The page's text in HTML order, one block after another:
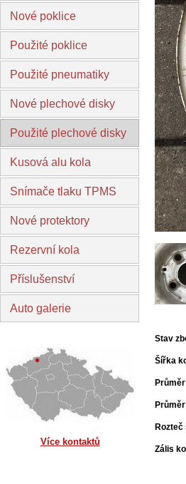
Nové poklice
Použité poklice
Použité pneumatiky
Nové plechové disky
Použité plechové disky
Kusová alu kola
Snímače tlaku TPMS
Nové protektory
Rezervní kola
Příslušenství
Auto galerie
Více kontaktů
Stav
Šířka
Rozteč
Zális